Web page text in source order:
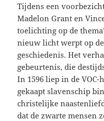
Tijdens een
Madelon Grant en
toelichting op de
nieuw licht werpt op
geschiedenis. Het
gebeurtenis, die
In 1596 liep in de
gekaapt slavenschip
christelijke
dat de zwarte mensen